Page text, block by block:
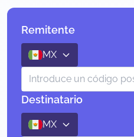
Remitente
MX
Destinatario
MX